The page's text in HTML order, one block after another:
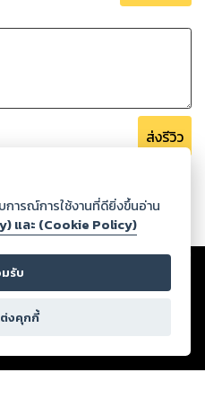
ส่งรีวิว
- สตอรี่ล็อกขอสงวนสิทธิ์ไม่รับผิดชอบ
ซต์และปรากฏว่าละเมิดสิทธิใน
อกฎหมายและศีลธรรม ดังนั้น ผู้อ่าน
งด้วยตนเอง และหากท่านพบว่าส่วน
ณาแจ้งมายังบริษัท เพื่อทีมงานจะได้
สงวนลิขสิทธิ์ตามพระราชบัญญัติ
การณ์การใช้งานที่ดียิ่งขึ้นอ่าน
และ (Cookie Policy)
รับ
งคุกกี้